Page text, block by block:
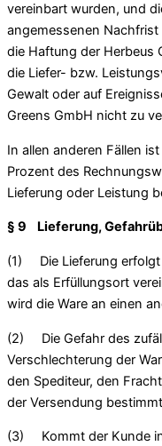
vereinbart wurden, und
angemessenen
die Haftung der Herbeus
die Liefer- bzw.
Gewalt oder auf
Greens GmbH nicht zu
In allen anderen Fällen
Prozent des
Lieferung oder Leistung
§ 9 Lieferung,
(1) Die Lieferung erfolgt
das als Erfüllungsort
wird die Ware an einen
(2) Die Gefahr des
Verschlechterung der
den Spediteur, den
der Versendung
(3) Kommt der Kunde